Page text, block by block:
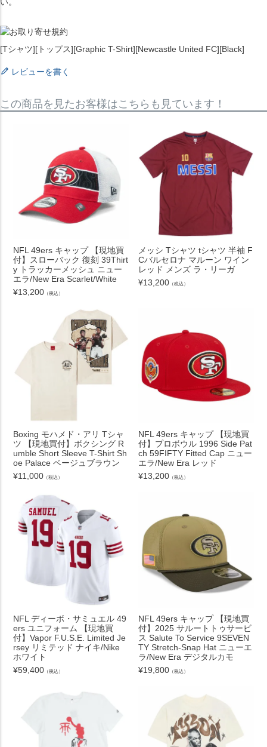
[Tシャツ][トップス][Graphic T-Shirt][Newcastle United FC][Black]
レビューを書く
この商品を見たお客様はこちらも見ています！
NFL 49ers キャップ 【現地買
付】スローバック 復刻 39Thirt
y トラッカーメッシュ ニュー
エラ/New Era Scarlet/White
¥13,200 （税込）
メッシ Tシャツ tシャツ 半袖 F
Cバルセロナ マルーン ワイン
レッド メンズ ラ・リーガ
¥13,200 （税込）
Boxing モハメド・アリ Tシャ
ツ 【現地買付】ボクシング R
umble Short Sleeve T-Shirt Sh
oe Palace ベージュブラウン
¥11,000 （税込）
NFL 49ers キャップ 【現地買
付】プロボウル 1996 Side Pat
ch 59FIFTY Fitted Cap ニュー
エラ/New Era レッド
¥13,200 （税込）
NFL ディーボ・サミュエル 49
ers ユニフォーム 【現地買
付】Vapor F.U.S.E. Limited Je
rsey リミテッド ナイキ/Nike
ホワイト
¥59,400 （税込）
NFL 49ers キャップ 【現地買
付】2025 サルートトゥサービ
ス Salute To Service 9SEVEN
TY Stretch-Snap Hat ニューエ
ラ/New Era デジタルカモ
¥19,800 （税込）